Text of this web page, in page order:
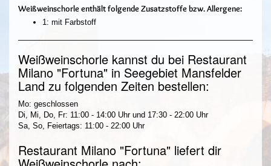
Weißweinschorle enthält folgende Zusatzstoffe bzw. Allergene:
1: mit Farbstoff
Weißweinschorle kannst du bei Restaurant
Milano "Fortuna" in Seegebiet Mansfelder
Land zu folgenden Zeiten bestellen:
Mo: geschlossen
Di, Mi, Do, Fr: 11:00 - 14:00 Uhr und 17:30 - 22:00 Uhr
Sa, So, Feiertags: 11:00 - 22:00 Uhr
Restaurant Milano "Fortuna" liefert dir